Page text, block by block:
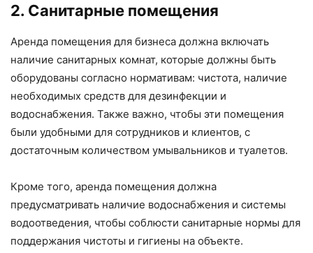
2. Санитарные помещения
Аренда помещения для бизнеса должна включать
наличие санитарных комнат, которые должны быть
оборудованы согласно нормативам: чистота, наличие
необходимых средств для дезинфекции и
водоснабжения. Также важно, чтобы эти помещения
были удобными для сотрудников и клиентов, с
достаточным количеством умывальников и туалетов.
Кроме того, аренда помещения должна
предусматривать наличие водоснабжения и системы
водоотведения, чтобы соблюсти санитарные нормы для
поддержания чистоты и гигиены на объекте.